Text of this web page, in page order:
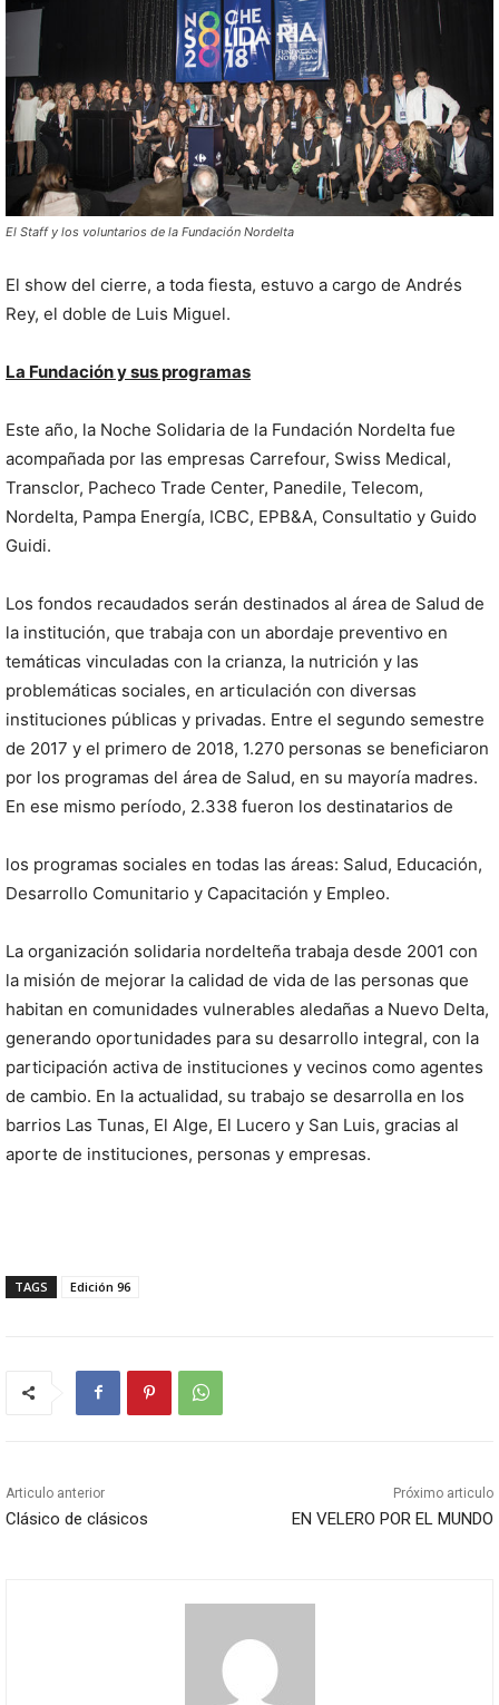
El Staff y los voluntarios de la Fundación Nordelta
El show del cierre, a toda fiesta, estuvo a cargo de Andrés
Rey, el doble de Luis Miguel.
La Fundación y sus programas
Este año, la Noche Solidaria de la Fundación Nordelta fue
acompañada por las empresas Carrefour, Swiss Medical,
Transclor, Pacheco Trade Center, Panedile, Telecom,
Nordelta, Pampa Energía, ICBC, EPB&A, Consultatio y Guido
Guidi.
Los fondos recaudados serán destinados al área de Salud de
la institución, que trabaja con un abordaje preventivo en
temáticas vinculadas con la crianza, la nutrición y las
problemáticas sociales, en articulación con diversas
instituciones públicas y privadas. Entre el segundo semestre
de 2017 y el primero de 2018, 1.270 personas se beneficiaron
por los programas del área de Salud, en su mayoría madres.
En ese mismo período, 2.338 fueron los destinatarios de
los programas sociales en todas las áreas: Salud, Educación,
Desarrollo Comunitario y Capacitación y Empleo.
La organización solidaria nordelteña trabaja desde 2001 con
la misión de mejorar la calidad de vida de las personas que
habitan en comunidades vulnerables aledañas a Nuevo Delta,
generando oportunidades para su desarrollo integral, con la
participación activa de instituciones y vecinos como agentes
de cambio. En la actualidad, su trabajo se desarrolla en los
barrios Las Tunas, El Alge, El Lucero y San Luis, gracias al
aporte de instituciones, personas y empresas.
TAGS Edición 96
Articulo anterior
Clásico de clásicos
Próximo articulo
EN VELERO POR EL MUNDO